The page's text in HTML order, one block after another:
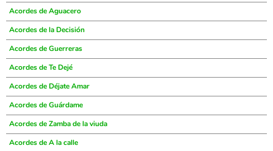
Acordes de Aguacero
Acordes de la Decisión
Acordes de Guerreras
Acordes de Te Dejé
Acordes de Déjate Amar
Acordes de Guárdame
Acordes de Zamba de la viuda
Acordes de A la calle